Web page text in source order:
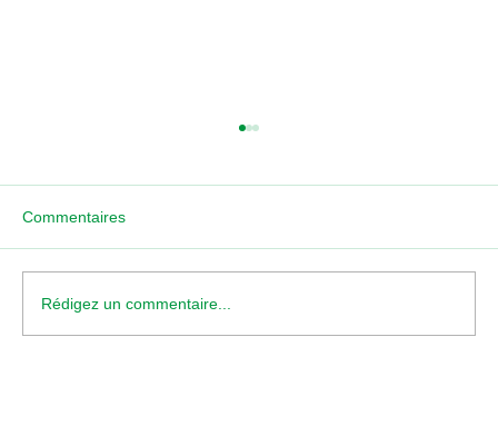
Aubergistes Lyonnais
Commentaires
Rédigez un commentaire...